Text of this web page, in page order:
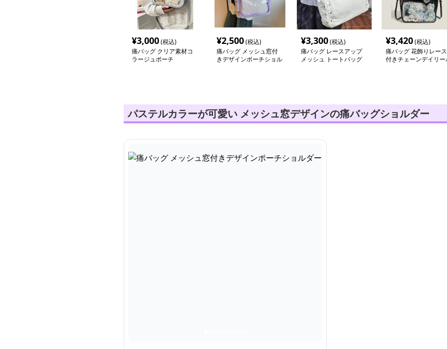
¥3,000(税込)
痛バッグ クリア素材コ
ラージュポーチ
¥2,500(税込)
痛バッグ メッシュ窓付
きデザインポーチショル
¥3,300(税込)
痛バッグ レースアップ
メッシュ トートバッグ
¥3,420(税込)
痛バッグ 花飾りレース
付きチェーンデイリー
パステルカラーが可愛い メッシュ窓デザインの痛バッグショルダー